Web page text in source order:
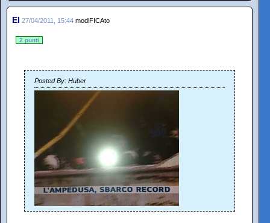
El 27/04/2011, 15:44 modiFICAto
2 punti
Posted By: Huber